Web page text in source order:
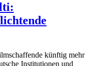
künftig mehr
Institutionen und